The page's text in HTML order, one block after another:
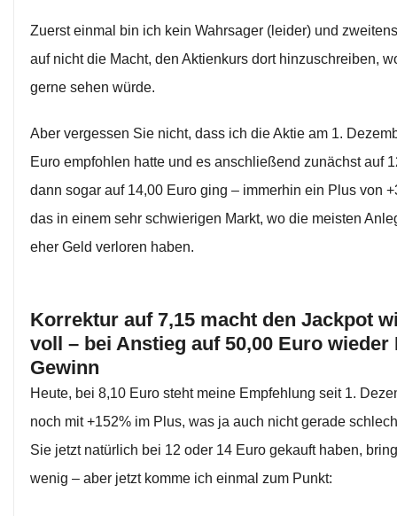
Zuerst einmal bin ich kein Wahrsager (leider) und
auf nicht die Macht, den Aktienkurs dort hinzuschreiben,
gerne sehen würde.
Aber vergessen Sie nicht, dass ich die Aktie am 1.
Euro empfohlen hatte und es anschließend zunächst auf
dann sogar auf 14,00 Euro ging – immerhin ein Plus von
das in einem sehr schwierigen Markt, wo die meisten
eher Geld verloren haben.
Korrektur auf 7,15 macht den Jackpot
voll – bei Anstieg auf 50,00 Euro wieder
Gewinn
Heute, bei 8,10 Euro steht meine Empfehlung seit 1.
noch mit +152% im Plus, was ja auch nicht gerade
Sie jetzt natürlich bei 12 oder 14 Euro gekauft haben,
wenig – aber jetzt komme ich einmal zum Punkt: